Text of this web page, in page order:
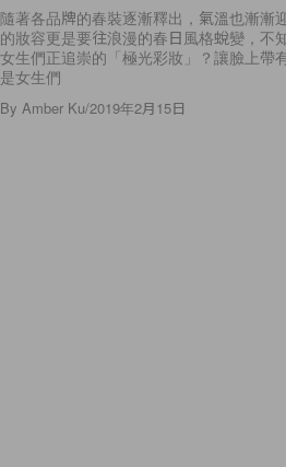
隨著各品牌的春裝逐漸釋出，氣溫也漸漸
的妝容更是要往浪漫的春日風格蛻變，不
女生們正追崇的「極光彩妝」？讓臉上帶
是女生們
By Amber Ku/2019年2月15日